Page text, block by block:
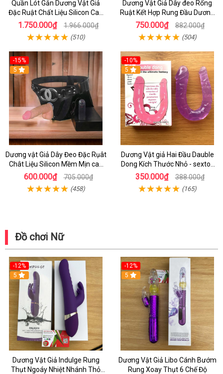
Quần Lót Gắn Dương Vật Giả
Đặc Ruật Chất Liệu Silicon Cao
Cấp Siêu mềm - Dương vật Giả
dây Đeo
1.750.000₫ 1.966.000₫
(510)
Dương Vật Giả Dây đeo Rổng
Ruật Kết Hợp Rung Đầu Dương
Vật Cao Vấp - Dương vật Dây
Đeo HCm
750.000₫ 882.000₫
(504)
-15%
5
Dương vật Giả Dây Đeo Đặc Rụât
Chât Liệu Silicon Mềm Mịn cao
Cấp
600.000₫ 705.000₫
(458)
-10%
5
Dương Vật giả Hai Đầu Dauble
Dong Kích Thước Nhỏ - sextoy
Dương Vật Hai Đầu
350.000₫ 388.000₫
(165)
Đồ chơi Nữ
-12%
5
Dương Vật Giả Indulge Rung
Thụt Ngoáy Nhiệt Nhánh Thỏ
-12%
5
Dương Vật Giả Libo Cánh Bướm
Rung Xoay Thụt 6 Chế Độ